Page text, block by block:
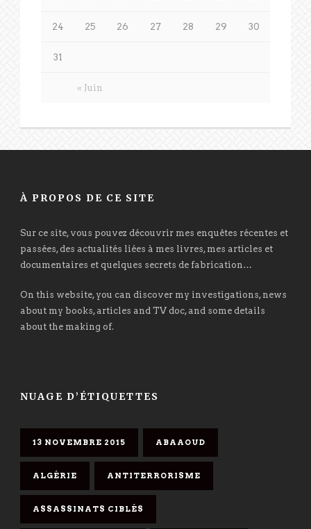
« Juin
24 25 26 27 28 29 30
31
À PROPOS DE CE SITE
Sur ce site, vous pouvez découvrir mes enquêtes récentes et
passées, des actualités liées à mes livres, mes articles et
documentaires et quelques secrets de fabrication…
On this website, you can discover my investigations, news
about my books, articles and TV doc, and some details
about the making of.
NUAGE D’ÉTIQUETTES
13 NOVEMBRE 2015 ABAAOUD
ALGÉRIE ANTITERRORISME
ASSASSINATS CIBLÉS